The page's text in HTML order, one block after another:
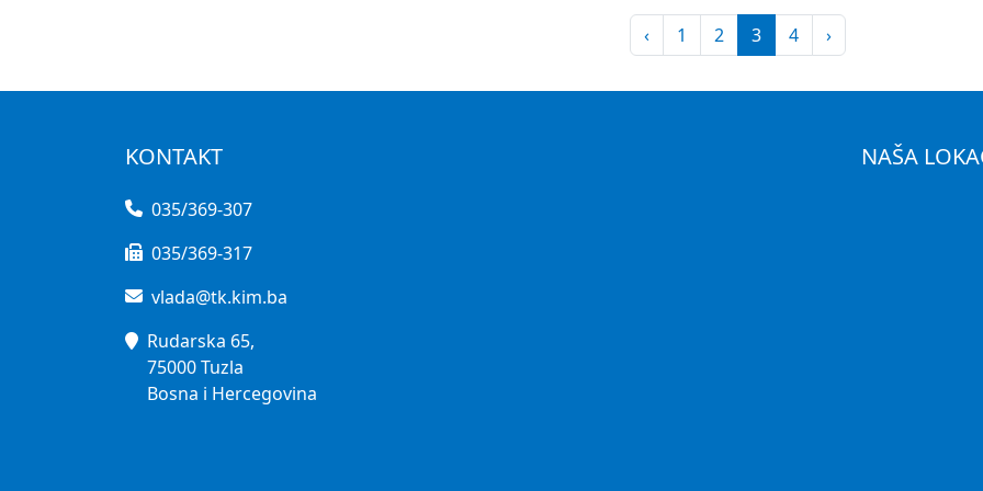
‹ 1 2 3 4 ›
KONTAKT
035/369-307
035/369-317
vlada@tk.kim.ba
Rudarska 65,
75000 Tuzla
Bosna i Hercegovina
NAŠA